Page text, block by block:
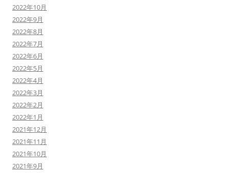
2022年10月
2022年9月
2022年8月
2022年7月
2022年6月
2022年5月
2022年4月
2022年3月
2022年2月
2022年1月
2021年12月
2021年11月
2021年10月
2021年9月